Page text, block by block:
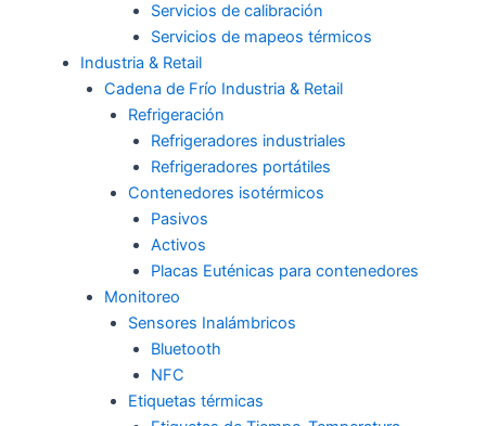
Servicios de calibración
Servicios de mapeos térmicos
Industria & Retail
Cadena de Frío Industria & Retail
Refrigeración
Refrigeradores industriales
Refrigeradores portátiles
Contenedores isotérmicos
Pasivos
Activos
Placas Euténicas para contenedores
Monitoreo
Sensores Inalámbricos
Bluetooth
NFC
Etiquetas térmicas